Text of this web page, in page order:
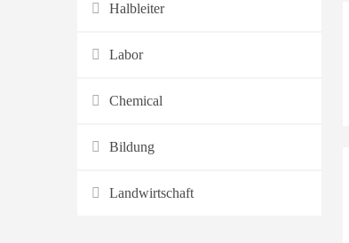
Halbleiter
Labor
Chemical
Bildung
Landwirtschaft